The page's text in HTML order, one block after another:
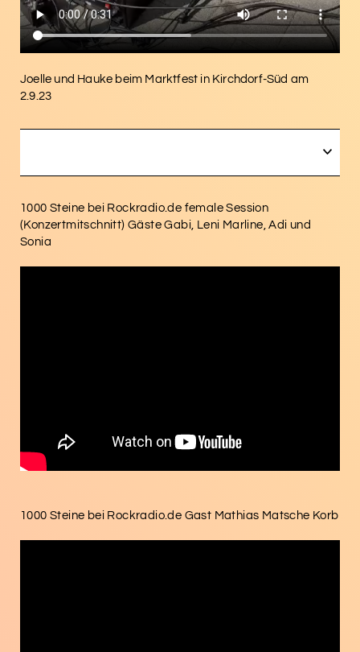
Joelle und Hauke beim Marktfest in Kirchdorf-Süd am
2.9.23
1000 Steine bei Rockradio.de female Session
(Konzertmitschnitt) Gäste Gabi, Leni Marline, Adi und
Sonia
1000 Steine bei Rockradio.de Gast Mathias Matsche Korb